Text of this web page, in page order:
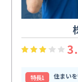
特⻑1
住まい